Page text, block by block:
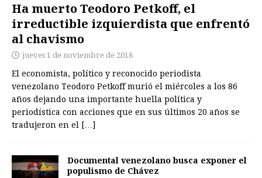
Ha muerto Teodoro Petkoff, el
irreductible izquierdista que enfrentó
al chavismo
jueves 1 de noviembre de 2018
El economista, político y reconocido periodista
venezolano Teodoro Petkoff murió el miércoles a los 86
años dejando una importante huella política y
periodística con acciones que en sus últimos 20 años se
tradujeron en el
[…]
Documental venezolano busca exponer el
populismo de Chávez